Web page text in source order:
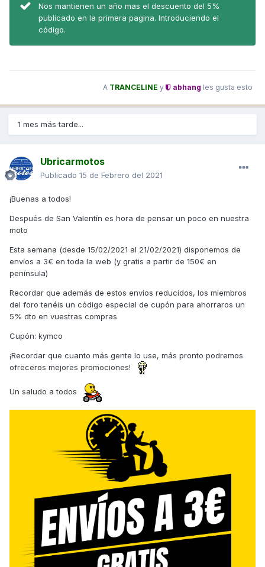
Nos mantienen un año mas el descuento del 5%
publicado en la primera pagina. Introduciendo el
código.
A TRANCELINE y abhang les gusta esto
1 mes más tarde...
Ubricarmotos
Publicado 15 de Febrero del 2021
¡Buenas a todos!
Después de San Valentín es hora de pensar un poco en nuestra
moto
Esta semana (desde 15/02/2021 al 21/02/2021) disponemos de
envíos a 3€ en toda la web (y gratis a partir de 150€ en
península)
Recordar que además de estos envíos reducidos, los miembros
del foro tenéis un código especial de cupón para ahorraros un
5% dto en vuestras compras
Cupón: kymco
¡Recordar que cuanto más gente lo use, más pronto podremos
ofreceros mejores promociones!
Un saludo a todos